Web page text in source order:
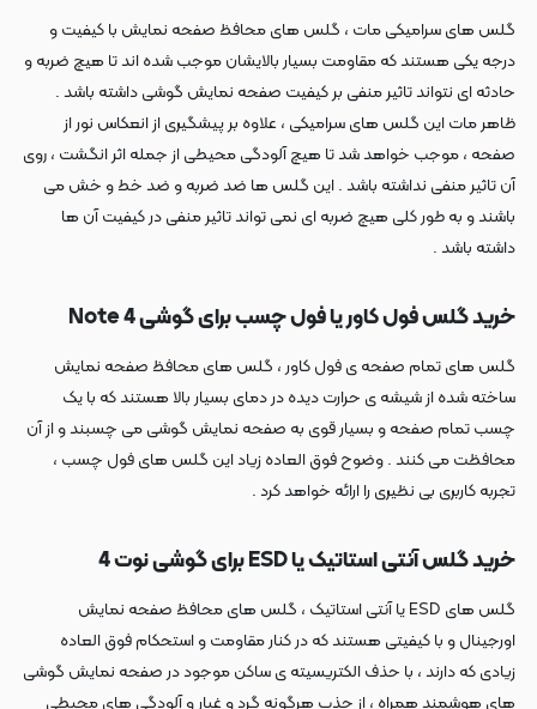
گلس های سرامیکی مات ، گلس های محافظ صفحه نمایش با کیفیت و
درجه یکی هستند که مقاومت بسیار بالایشان موجب شده اند تا هیچ ضربه و
حادثه ای نتواند تاثیر منفی بر کیفیت صفحه نمایش گوشی داشته باشد .
ظاهر مات این گلس های سرامیکی ، علاوه بر پیشگیری از انعکاس نور از
صفحه ، موجب خواهد شد تا هیچ آلودگی محیطی از جمله اثر انگشت ، روی
آن تاثیر منفی نداشته باشد . این گلس ها ضد ضربه و ضد خط و خش می
باشند و به طور کلی هیچ ضربه ای نمی تواند تاثیر منفی در کیفیت آن ها
داشته باشد .
خرید گلس فول کاور یا فول چسب برای گوشی Note 4
گلس های تمام صفحه ی فول کاور ، گلس های محافظ صفحه نمایش
ساخته شده از شیشه ی حرارت دیده در دمای بسیار بالا هستند که با یک
چسب تمام صفحه و بسیار قوی به صفحه نمایش گوشی می چسبند و از آن
محافظت می کنند . وضوح فوق العاده زیاد این گلس های فول چسب ،
تجربه کاربری بی نظیری را ارائه خواهد کرد .
خرید گلس آنتی استاتیک یا ESD برای گوشی نوت 4
گلس های ESD یا آنتی استاتیک ، گلس های محافظ صفحه نمایش
اورجینال و با کیفیتی هستند که در کنار مقاومت و استحکام فوق العاده
زیادی که دارند ، با حذف الکتریسیته ی ساکن موجود در صفحه نمایش گوشی
های هوشمند همراه ، از جذب هرگونه گرد و غبار و آلودگی های محیطی